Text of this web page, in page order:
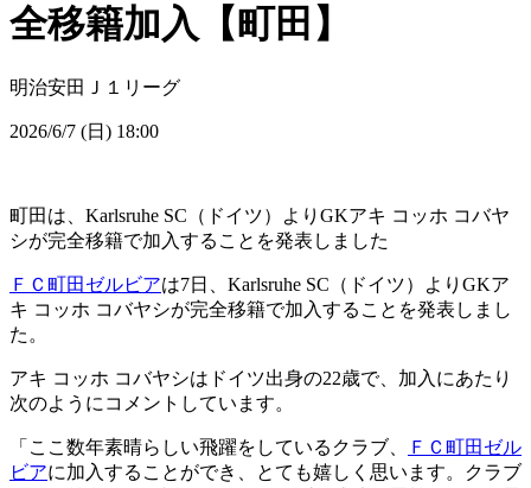
全移籍加入【町田】
明治安田Ｊ１リーグ
2026/6/7 (日) 18:00
町田は、Karlsruhe SC（ドイツ）よりGKアキ コッホ コバヤ
シが完全移籍で加入することを発表しました
ＦＣ町田ゼルビアは7日、Karlsruhe SC（ドイツ）よりGKア
キ コッホ コバヤシが完全移籍で加入することを発表しまし
た。
アキ コッホ コバヤシはドイツ出身の22歳で、加入にあたり
次のようにコメントしています。
「ここ数年素晴らしい飛躍をしているクラブ、
ＦＣ町田ゼル
ビアに加入することができ、とても嬉しく思います。クラブ